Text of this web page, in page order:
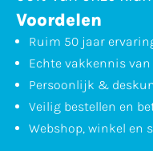
Voordelen
Ruim 50 jaar
Echte vakkennis van
Persoonlijk &
Veilig bestellen en
Webshop, winkel en